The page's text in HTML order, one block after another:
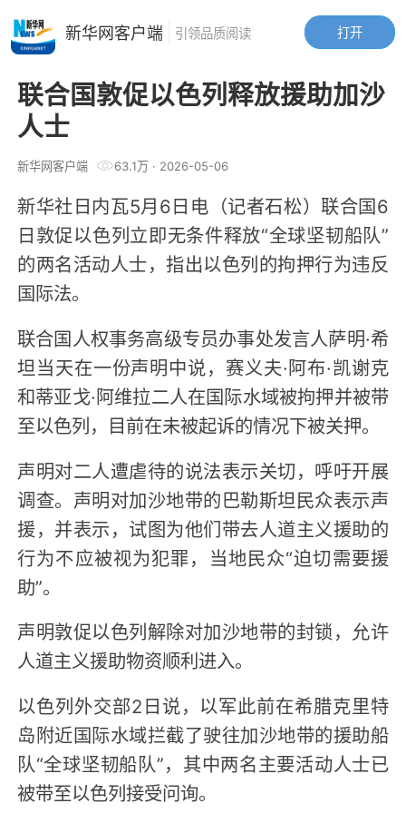
联合国敦促以色列释放援助加沙
人士
新华网客户端 63.1万· 2026-05-06
新华社日内瓦5月6日电（记者石松）联合国6
日敦促以色列立即无条件释放“全球坚韧船队”
的两名活动人士，指出以色列的拘押行为违反
国际法。
联合国人权事务高级专员办事处发言人萨明·希
坦当天在一份声明中说，赛义夫·阿布·凯谢克
和蒂亚戈·阿维拉二人在国际水域被拘押并被带
至以色列，目前在未被起诉的情况下被关押。
声明对二人遭虐待的说法表示关切，呼吁开展
调查。声明对加沙地带的巴勒斯坦民众表示声
援，并表示，试图为他们带去人道主义援助的
行为不应被视为犯罪，当地民众“迫切需要援
助”。
声明敦促以色列解除对加沙地带的封锁，允许
人道主义援助物资顺利进入。
以色列外交部2日说，以军此前在希腊克里特
岛附近国际水域拦截了驶往加沙地带的援助船
队“全球坚韧船队”，其中两名主要活动人士已
被带至以色列接受问询。
打开
新华网客户端 引领品质阅读